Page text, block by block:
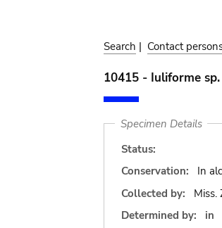
Search | Contact
10415 - Iuliforme sp.
Specimen Details
Status:
Conservation:
In
Collected by:
Miss.
Determined by:
in